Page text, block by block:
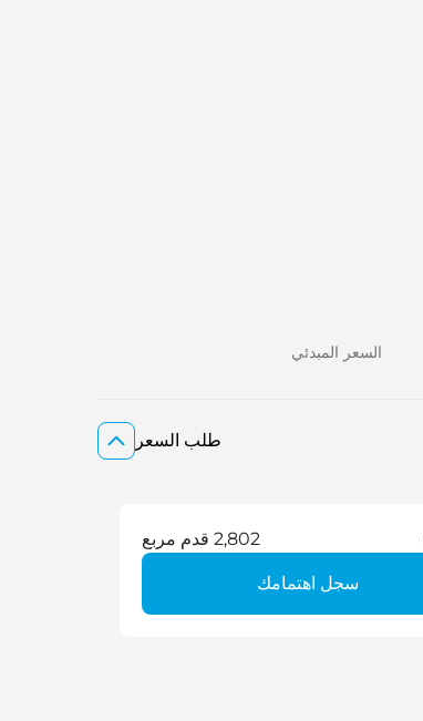
السعر المبدئي
طلب السعر
2,802 قدم مربع
سجل اهتمامك